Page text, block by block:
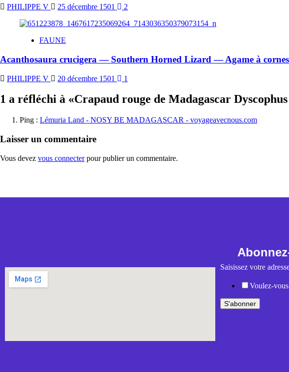
PHILIPPE V 25 décembre 1501 2
FAUNE
Acanthosaura crucigera — Southern Horned Lizard — Agame à
PHILIPPE V 20 décembre 1501 1
1 a réfléchi à «Crapaud rouge de Madagascar
Ping : Lémuria Land - NOSY BE MADAGASCAR - voyageavecnous.com
Laisser un commentaire
Vous devez vous connecterpour publier un commentaire.
Saisissez votre
Voulez-
S'abonner